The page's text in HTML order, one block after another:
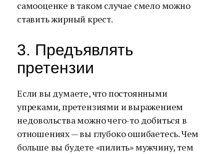
самооценке в таком случае смело можно
ставить жирный крест.
3. Предъявлять
претензии
Если вы думаете, что постоянными
упреками, претензиями и выражением
недовольства можно чего-то добиться в
отношениях — вы глубоко ошибаетесь. Чем
больше вы будете «пилить» мужчину, тем